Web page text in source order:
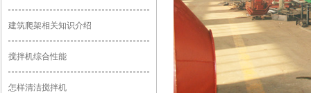
建筑爬架相关知识介绍
搅拌机综合性能
怎样清洁搅拌机